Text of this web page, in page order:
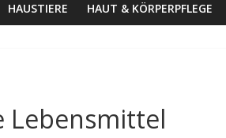
HAUSTIERE HAUT & KÖRPERPFLEGE
Lebensmittel